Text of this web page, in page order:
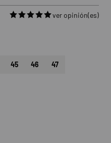
ver opinión(es)
45 46 47